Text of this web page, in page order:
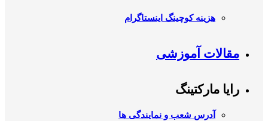
هزینه کوچینگ اینستاگرام
مقالات آموزشی
رایا مارکتینگ
آدرس شعب و نمایندگی ها